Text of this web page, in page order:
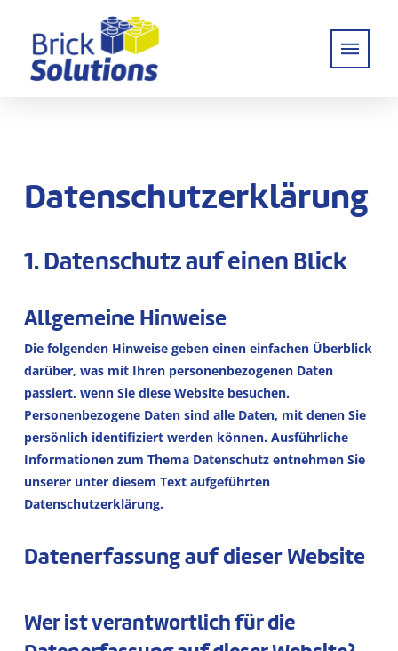
Datenschutz­erklärung
1. Datenschutz auf einen Blick
Allgemeine Hinweise
Die folgenden Hinweise geben einen einfachen Überblick
darüber, was mit Ihren personenbezogenen Daten
passiert, wenn Sie diese Website besuchen.
Personenbezogene Daten sind alle Daten, mit denen Sie
persönlich identifiziert werden können. Ausführliche
Informationen zum Thema Datenschutz entnehmen Sie
unserer unter diesem Text aufgeführten
Datenschutzerklärung.
Datenerfassung auf dieser Website
Wer ist verantwortlich für die